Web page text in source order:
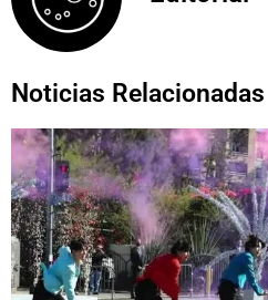
Noticias Relacionadas